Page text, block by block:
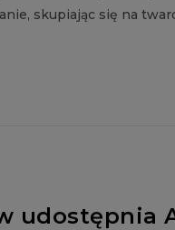
skupiając się na
udostępnia